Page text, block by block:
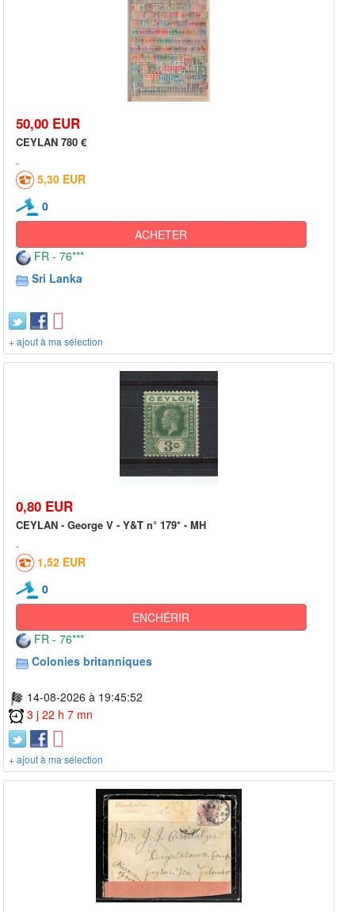
50,00 EUR
CEYLAN 780 €
5,30 EUR
0
ACHETER
FR - 76***
Sri Lanka
+ ajout à ma sélection
0,80 EUR
CEYLAN - George V - Y&T n° 179* - MH
1,52 EUR
0
ENCHÉRIR
FR - 76***
Colonies britanniques
14-08-2026 à 19:45:52
3 j 22 h 7 mn
+ ajout à ma sélection